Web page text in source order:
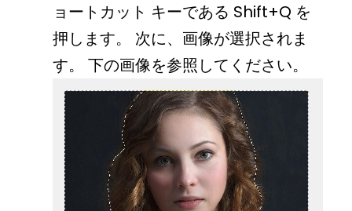
ョートカット キーである Shift+Q を
押します。 次に、画像が選択されま
す。 下の画像を参照してください。